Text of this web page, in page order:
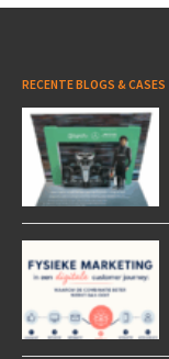
RECENTE BLOGS & CASES